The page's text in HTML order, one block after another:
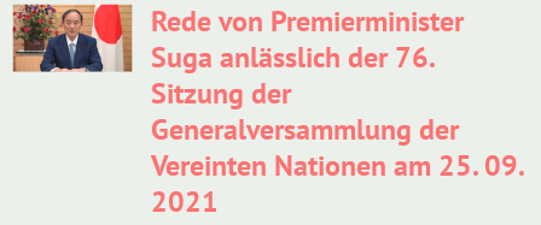
Rede von Premierminister
Suga anlässlich der 76.
Sitzung der
Generalversammlung der
Vereinten Nationen am 25. 09.
2021